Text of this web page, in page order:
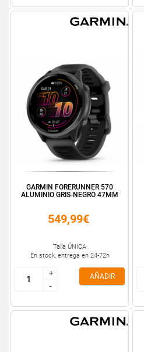
GARMIN FORERUNNER 570
ALUMINIO GRIS-NEGRO 47MM
549,99€
Talla ÚNICA
En stock, entrega en 24-72h
+
-
+
-
AÑADIR